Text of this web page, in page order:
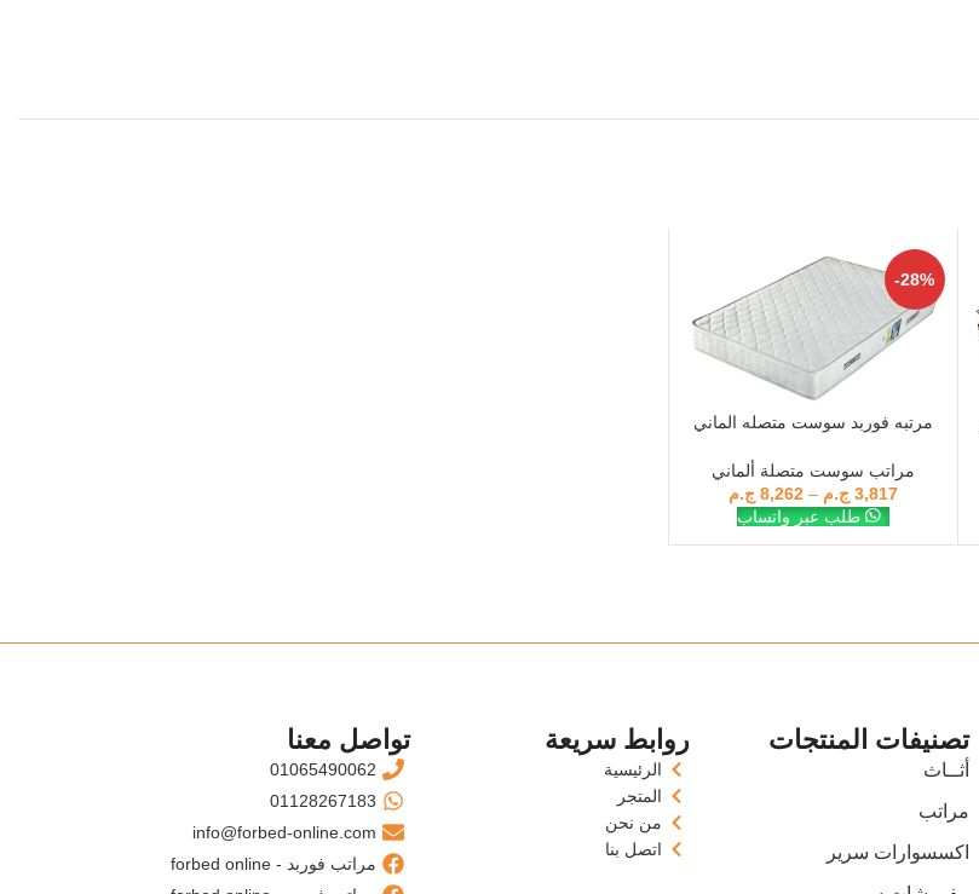
-28%
SELECT OPTIONS
مرتبه فوربد سوست متصله الماني
مراتب سوست متصلة ألماني
3,817 ج.م –
8,262 ج.م
طلب عبر واتساب
تصنيفات المنتجات
أثــاث
مراتب
اكسسوارات سرير
روابط سريعة
الرئيسية
المتجر
من نحن
اتصل بنا
تواصل معنا
01065490062
01128267183
info@forbed-online.com
مراتب فوربد - forbed online